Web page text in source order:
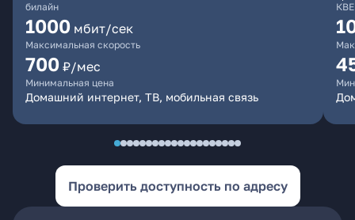
билайн
1000 мбит/сек
Максимальная скорость
700 ₽/мес
Минимальная цена
Домашний интернет, ТВ, мобильная связь
Проверить доступность по адресу